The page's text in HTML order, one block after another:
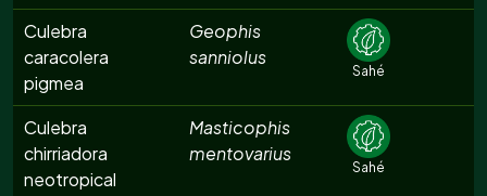
Culebra
caracolera
pigmea
Geophis
sanniolus
Sahé
Culebra
chirriadora
neotropical
Masticophis
mentovarius
Sahé